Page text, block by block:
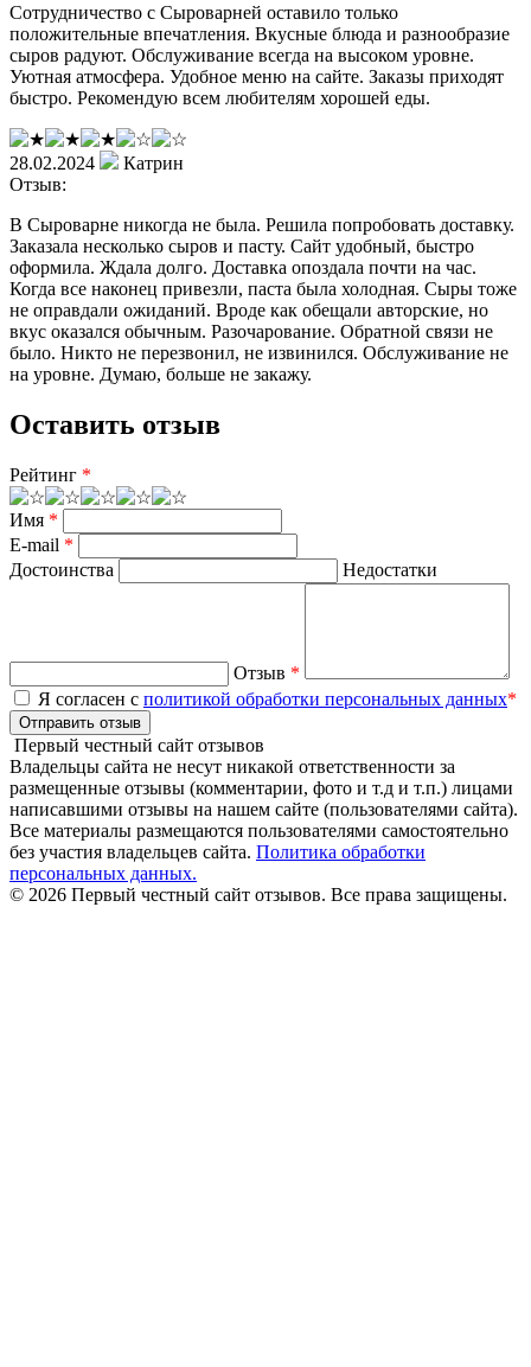
Сотрудничество с Сыроварней оставило только
положительные впечатления. Вкусные блюда и разнообразие
сыров радуют. Обслуживание всегда на высоком уровне.
Уютная атмосфера. Удобное меню на сайте. Заказы приходят
быстро. Рекомендую всем любителям хорошей еды.
28.02.2024
Катрин
Отзыв:
В Сыроварне никогда не была. Решила попробовать доставку.
Заказала несколько сыров и пасту. Сайт удобный, быстро
оформила. Ждала долго. Доставка опоздала почти на час.
Когда все наконец привезли, паста была холодная. Сыры тоже
не оправдали ожиданий. Вроде как обещали авторские, но
вкус оказался обычным. Разочарование. Обратной связи не
было. Никто не перезвонил, не извинился. Обслуживание не
на уровне. Думаю, больше не закажу.
Оставить отзыв
Рейтинг *
Имя *
E-mail *
Достоинства
Недостатки
Отзыв *
Я согласен с политикой обработки персональных данных*
Отправить отзыв
Первый честный сайт отзывов
Владельцы сайта не несут никакой ответственности за
размещенные отзывы (комментарии, фото и т.д и т.п.) лицами
написавшими отзывы на нашем сайте (пользователями сайта).
Все материалы размещаются пользователями самостоятельно
без участия владельцев сайта. Политика обработки
персональных данных.
© 2026 Первый честный сайт отзывов. Все права защищены.